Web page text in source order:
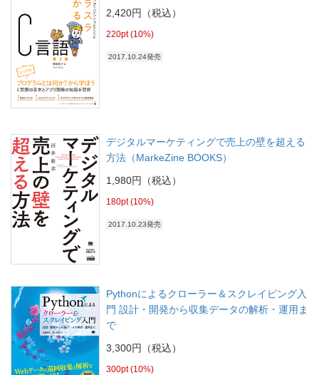
2,420円（税込）
220pt (10%)
2017.10.24発売
デジタルマーケティングで売上の壁を超える
方法（MarkeZine BOOKS）
1,980円（税込）
180pt (10%)
2017.10.23発売
Pythonによるクローラー＆スクレイピング入
門 設計・開発から収集データの解析・運用ま
で
3,300円（税込）
300pt (10%)